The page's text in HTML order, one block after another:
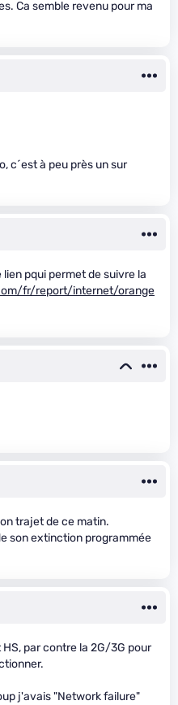
Ca semble revenu pour ma
c´est à peu près un sur
pqui permet de suivre la
fr/report/internet/orange
trajet de ce matin.
son extinction programmée
par contre la 2G/3G pour
j'avais "Network failure"